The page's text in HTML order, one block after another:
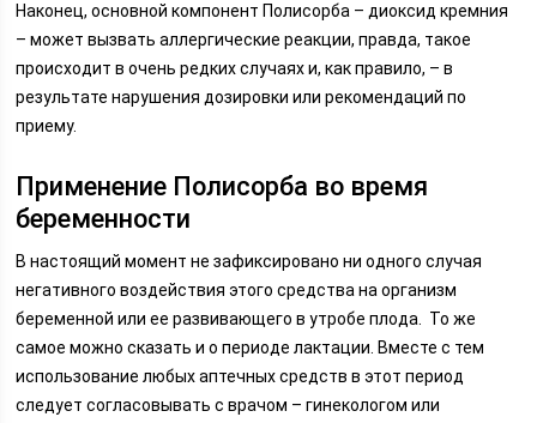
Наконец, основной компонент Полисорба – диоксид кремния
– может вызвать аллергические реакции, правда, такое
происходит в очень редких случаях и, как правило, – в
результате нарушения дозировки или рекомендаций по
приему.
Применение Полисорба во время
беременности
В настоящий момент не зафиксировано ни одного случая
негативного воздействия этого средства на организм
беременной или ее развивающего в утробе плода. То же
самое можно сказать и о периоде лактации. Вместе с тем
использование любых аптечных средств в этот период
следует согласовывать с врачом – гинекологом или